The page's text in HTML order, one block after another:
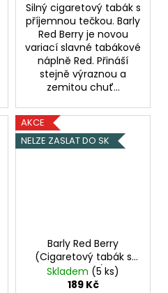
Silný cigaretový tabák s
příjemnou tečkou. Barly
Red Berry je novou
variací slavné tabákové
náplně Red. Přináší
stejně výraznou a
zemitou chuť...
AKCE
NELZE ZASLAT DO SK
Barly Red Berry
(Cigaretový tabák s
lesními plody) 10ml
20mg
Skladem (5 ks)
189 Kč